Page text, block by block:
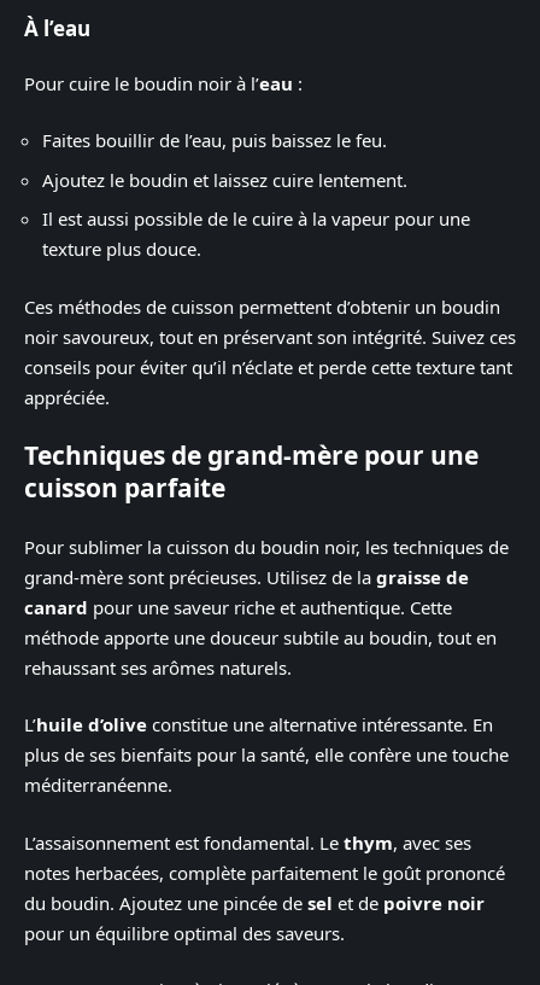
À l’eau
Pour cuire le boudin noir à l’eau :
Faites bouillir de l’eau, puis baissez le feu.
Ajoutez le boudin et laissez cuire lentement.
Il est aussi possible de le cuire à la vapeur pour une
texture plus douce.
Ces méthodes de cuisson permettent d’obtenir un boudin
noir savoureux, tout en préservant son intégrité. Suivez ces
conseils pour éviter qu’il n’éclate et perde cette texture tant
appréciée.
Techniques de grand-mère pour une
cuisson parfaite
Pour sublimer la cuisson du boudin noir, les techniques de
grand-mère sont précieuses. Utilisez de la graisse de
canard pour une saveur riche et authentique. Cette
méthode apporte une douceur subtile au boudin, tout en
rehaussant ses arômes naturels.
L’huile d’olive constitue une alternative intéressante. En
plus de ses bienfaits pour la santé, elle confère une touche
méditerranéenne.
L’assaisonnement est fondamental. Le thym, avec ses
notes herbacées, complète parfaitement le goût prononcé
du boudin. Ajoutez une pincée de sel et de poivre noir
pour un équilibre optimal des saveurs.